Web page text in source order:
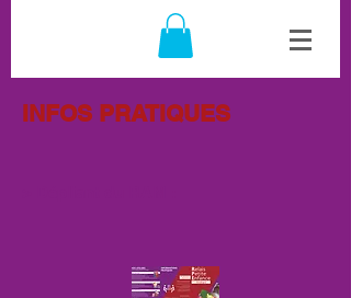
INFOS PRATIQUES